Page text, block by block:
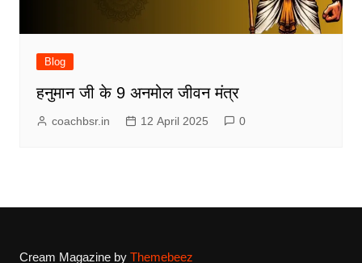
Blog
हनुमान जी के 9 अनमोल जीवन मंत्र
coachbsr.in 12 April 2025 0
Cream Magazine by Themebeez